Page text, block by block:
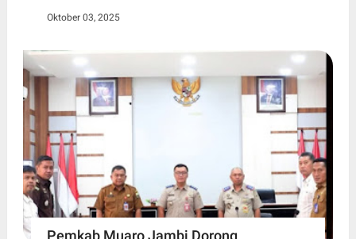
Oktober 03, 2025
Pemkab Muaro Jambi Dorong